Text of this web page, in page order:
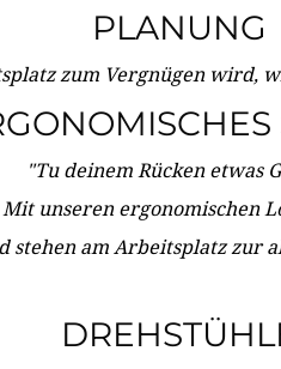
PLANUNG
zum Vergnügen wird,
"Tu deinem Rücken etwas
Mit unseren ergonomischen
stehen am Arbeitsplatz zur